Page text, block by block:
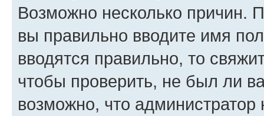
Возможно несколько причин.
вы правильно вводите имя
вводятся правильно, то
чтобы проверить, не был ли
возможно, что администратор